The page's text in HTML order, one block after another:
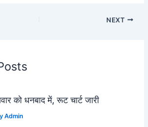
NEXT
को धनबाद में, रूट चार्ट जारी
Admin